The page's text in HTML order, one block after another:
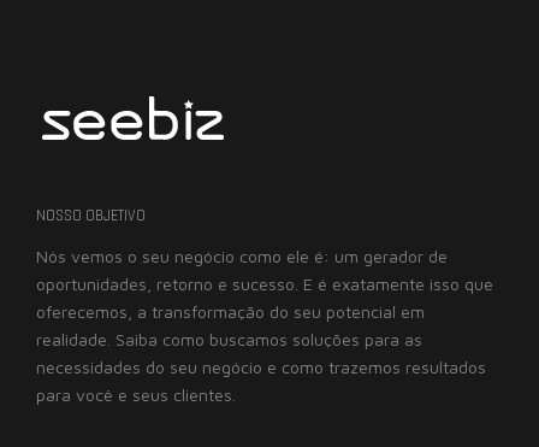
NOSSO OBJETIVO
Nós vemos o seu negócio como ele é: um gerador de
oportunidades, retorno e sucesso. E é exatamente isso que
oferecemos, a transformação do seu potencial em
realidade. Saiba como buscamos soluções para as
necessidades do seu negócio e como trazemos resultados
para você e seus clientes.